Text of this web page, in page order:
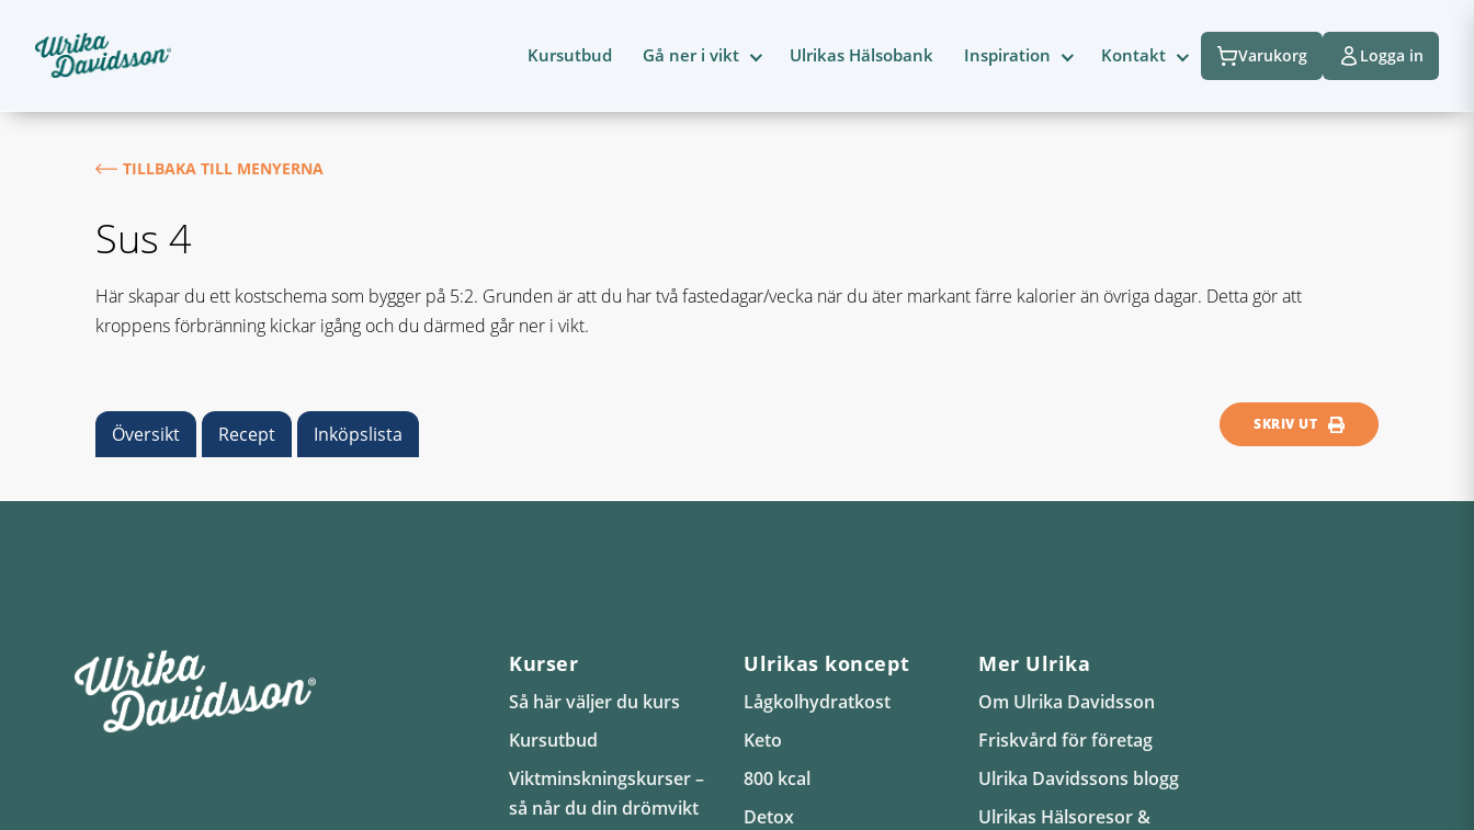
Kursutbud Gå ner i vikt Ulrikas Hälsobank Inspiration Kontakt Varukorg Logga in
TILLBAKA TILL MENYERNA
Sus 4
Här skapar du ett kostschema som bygger på 5:2. Grunden är att du har två fastedagar/vecka när du äter markant färre kalorier än övriga dagar. Detta gör att
kroppens förbränning kickar igång och du därmed går ner i vikt.
Översikt Recept Inköpslista SKRIV UT
Kurser
Så här väljer du kurs
Kursutbud
Viktminskningskurser –
så når du din drömvikt
Ulrikas koncept
Lågkolhydratkost
Keto
800 kcal
Detox
Mer Ulrika
Om Ulrika Davidsson
Friskvård för företag
Ulrika Davidssons blogg
Ulrikas Hälsoresor &